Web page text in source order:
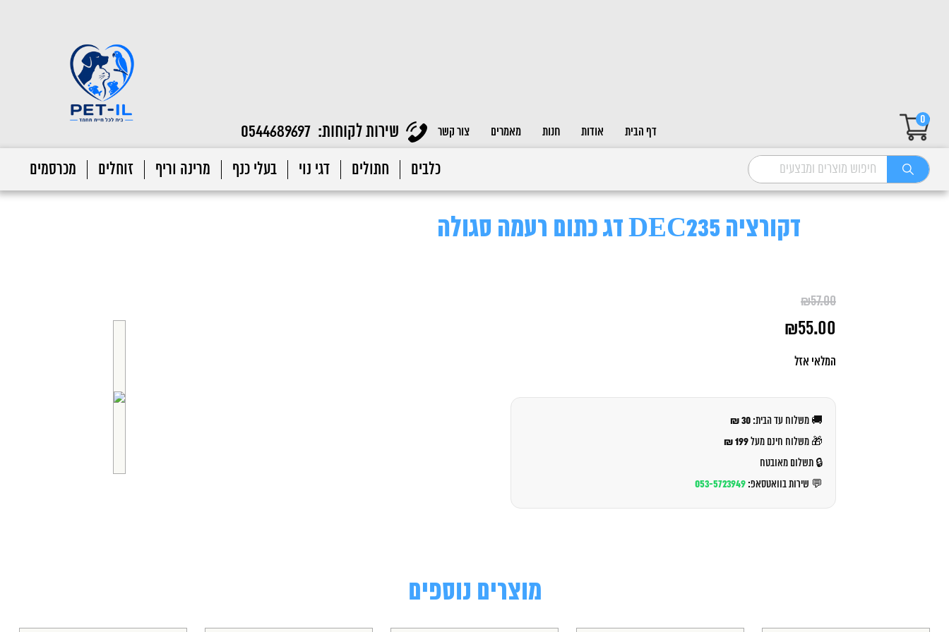
0
דף הבית
אודות חנות מאמרים צור קשר שירות לקוחות: 0544689697
כלבים חתולים דגי נוי בעלי כנף מרינה וריף זוחלים מכרסמים
דקורציה DEC235 דג כתום רעמה סגולה
₪57.00
המקורי
₪57.00.
₪55.00
הנוכחי
המלאי אזל
🚚 משלוח עד הבית: 30 ₪
🎁 משלוח חינם מעל199 ₪
🔒 תשלום מאובטח
💬 שירות בוואטסאפ: 053-5723949
מוצרים נוספים